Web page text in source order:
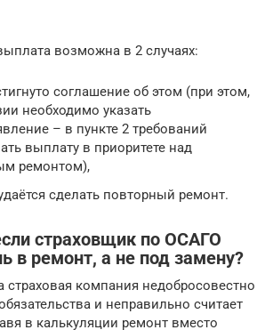
возможна в 2 случаях:
соглашение об этом (при этом,
необходимо указать
– в пункте 2 требований
выплату в приоритете над
ремонтом),
сделать повторный ремонт.
страховщик по ОСАГО
в ремонт, а не под замену?
страховая компания недобросовестно
и неправильно считает
в калькуляции ремонт вместо